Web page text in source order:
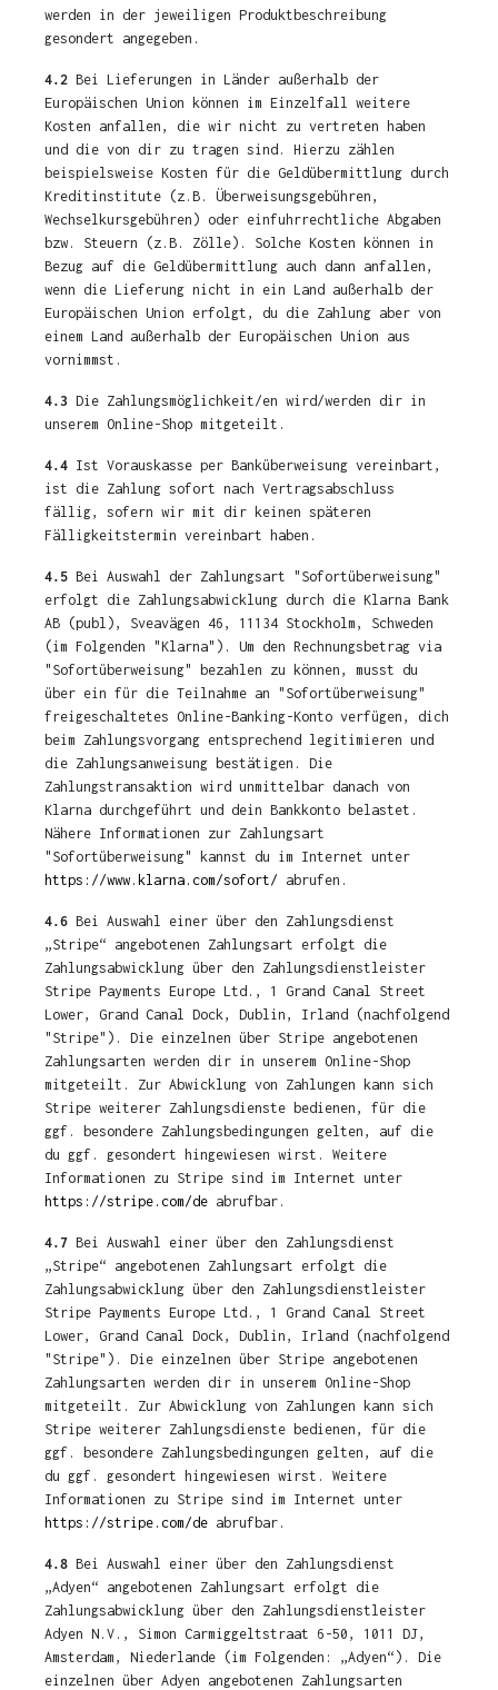
werden in der jeweiligen Produktbeschreibung
gesondert angegeben.
4.2 Bei Lieferungen in Länder außerhalb der
Europäischen Union können im Einzelfall weitere
Kosten anfallen, die wir nicht zu vertreten haben
und die von dir zu tragen sind. Hierzu zählen
beispielsweise Kosten für die Geldübermittlung durch
Kreditinstitute (z.B. Überweisungsgebühren,
Wechselkursgebühren) oder einfuhrrechtliche Abgaben
bzw. Steuern (z.B. Zölle). Solche Kosten können in
Bezug auf die Geldübermittlung auch dann anfallen,
wenn die Lieferung nicht in ein Land außerhalb der
Europäischen Union erfolgt, du die Zahlung aber von
einem Land außerhalb der Europäischen Union aus
vornimmst.
4.3 Die Zahlungsmöglichkeit/en wird/werden dir in
unserem Online-Shop mitgeteilt.
4.4 Ist Vorauskasse per Banküberweisung vereinbart,
ist die Zahlung sofort nach Vertragsabschluss
fällig, sofern wir mit dir keinen späteren
Fälligkeitstermin vereinbart haben.
4.5 Bei Auswahl der Zahlungsart "Sofortüberweisung"
erfolgt die Zahlungsabwicklung durch die Klarna Bank
AB (publ), Sveavägen 46, 11134 Stockholm, Schweden
(im Folgenden "Klarna"). Um den Rechnungsbetrag via
"Sofortüberweisung" bezahlen zu können, musst du
über ein für die Teilnahme an "Sofortüberweisung"
freigeschaltetes Online-Banking-Konto verfügen, dich
beim Zahlungsvorgang entsprechend legitimieren und
die Zahlungsanweisung bestätigen. Die
Zahlungstransaktion wird unmittelbar danach von
Klarna durchgeführt und dein Bankkonto belastet.
Nähere Informationen zur Zahlungsart
"Sofortüberweisung" kannst du im Internet unter
https://www.klarna.com/sofort/ abrufen.
4.6 Bei Auswahl einer über den Zahlungsdienst
„Stripe“ angebotenen Zahlungsart erfolgt die
Zahlungsabwicklung über den Zahlungsdienstleister
Stripe Payments Europe Ltd., 1 Grand Canal Street
Lower, Grand Canal Dock, Dublin, Irland (nachfolgend
"Stripe"). Die einzelnen über Stripe angebotenen
Zahlungsarten werden dir in unserem Online-Shop
mitgeteilt. Zur Abwicklung von Zahlungen kann sich
Stripe weiterer Zahlungsdienste bedienen, für die
ggf. besondere Zahlungsbedingungen gelten, auf die
du ggf. gesondert hingewiesen wirst. Weitere
Informationen zu Stripe sind im Internet unter
https://stripe.com/de abrufbar.
4.7 Bei Auswahl einer über den Zahlungsdienst
„Stripe“ angebotenen Zahlungsart erfolgt die
Zahlungsabwicklung über den Zahlungsdienstleister
Stripe Payments Europe Ltd., 1 Grand Canal Street
Lower, Grand Canal Dock, Dublin, Irland (nachfolgend
"Stripe"). Die einzelnen über Stripe angebotenen
Zahlungsarten werden dir in unserem Online-Shop
mitgeteilt. Zur Abwicklung von Zahlungen kann sich
Stripe weiterer Zahlungsdienste bedienen, für die
ggf. besondere Zahlungsbedingungen gelten, auf die
du ggf. gesondert hingewiesen wirst. Weitere
Informationen zu Stripe sind im Internet unter
https://stripe.com/de abrufbar.
4.8 Bei Auswahl einer über den Zahlungsdienst
„Adyen“ angebotenen Zahlungsart erfolgt die
Zahlungsabwicklung über den Zahlungsdienstleister
Adyen N.V., Simon Carmiggeltstraat 6-50, 1011 DJ,
Amsterdam, Niederlande (im Folgenden: „Adyen“). Die
einzelnen über Adyen angebotenen Zahlungsarten